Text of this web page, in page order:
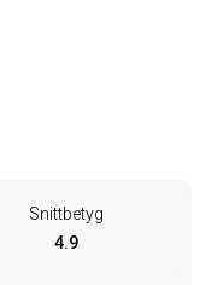
Snittbetyg
4.9